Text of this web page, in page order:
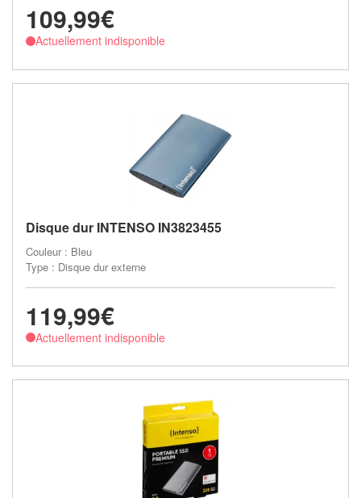
109,99€
Actuellement indisponible
Disque dur INTENSO IN3823455
Couleur : Bleu
Type : Disque dur externe
119,99€
Actuellement indisponible